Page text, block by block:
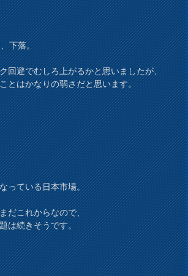
下落。
回避でむしろ上がるかと思いましたが、
とはかなりの弱さだと思います。
っている日本市場。
だこれからなので、
は続きそうです。